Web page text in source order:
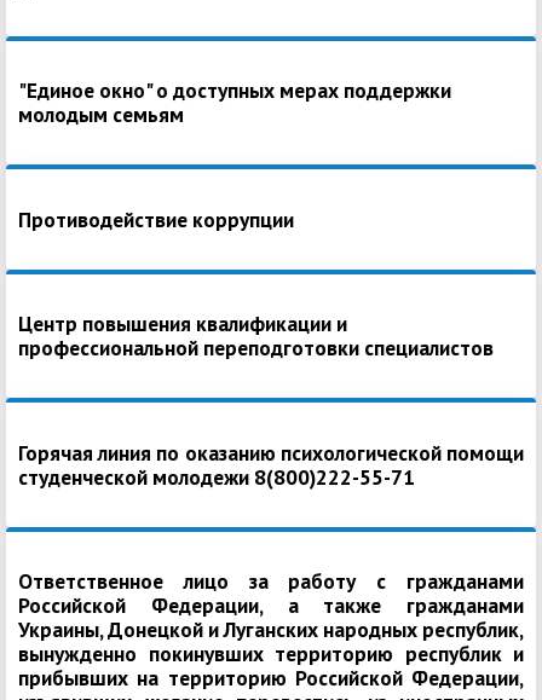
"Единое окно" о доступных мерах поддержки
молодым семьям
Противодействие коррупции
Центр повышения квалификации и
профессиональной переподготовки специалистов
Горячая линия по оказанию психологической помощи
студенческой молодежи 8(800)222-55-71
Ответственное лицо за работу с гражданами
Российской Федерации, а также гражданами
Украины, Донецкой и Луганских народных республик,
вынужденно покинувших территорию республик и
прибывших на территорию Российской Федерации,